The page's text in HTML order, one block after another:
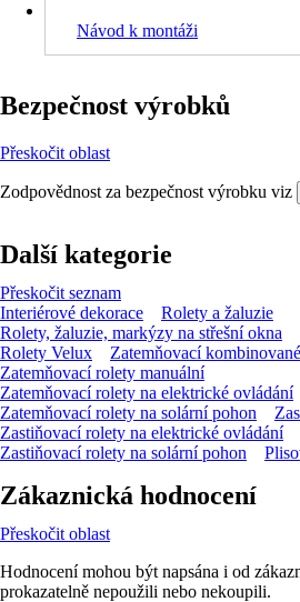
Návod k montáži
Bezpečnost výrobků
Přeskočit oblast
Zodpovědnost za bezpečnost výrobku viz
Další kategorie
Přeskočit seznam
Interiérové dekorace
Rolety a žaluzie
Rolety, žaluzie, markýzy na střešní okna
Rolety Velux
Zatemňovací
Zatemňovací rolety manuální
Zatemňovací rolety na elektrické ovládání
Zatemňovací rolety na solární pohon
Zastiňovací rolety na elektrické ovládání
Zastiňovací rolety na solární pohon
Zákaznická hodnocení
Přeskočit oblast
Hodnocení mohou být napsána i od
prokazatelně nepoužili nebo nekoupili.